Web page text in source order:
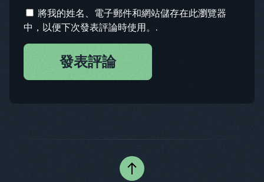
將我的姓名、電子郵件和網站儲存在此瀏覽器
中，以便下次發表評論時使用。.
發表評論